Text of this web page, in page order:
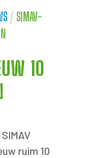
/ SIMAV-
10
ruim 10